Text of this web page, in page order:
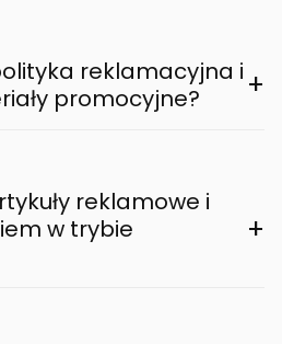
reklamacyjna i
promocyjne?
+
reklamowe i
w trybie
+